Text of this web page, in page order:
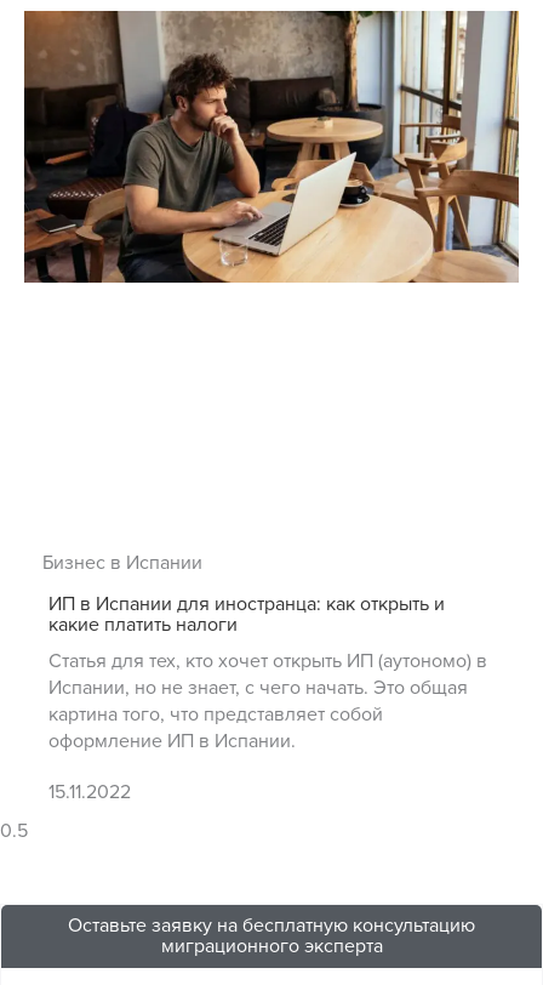
Бизнес в Испании
ИП в Испании для иностранца: как открыть и
какие платить налоги
Статья для тех, кто хочет открыть ИП (аутономо) в
Испании, но не знает, с чего начать. Это общая
картина того, что представляет собой
оформление ИП в Испании.
15.11.2022
Оставьте заявку на бесплатную консультацию
миграционного эксперта